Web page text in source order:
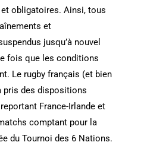
obligatoires. Ainsi, tous
et
jusqu’à nouvel
fois que les conditions
Le rugby français (et bien
pris des dispositions
France-Irlande et
comptant pour la
du Tournoi des 6 Nations.